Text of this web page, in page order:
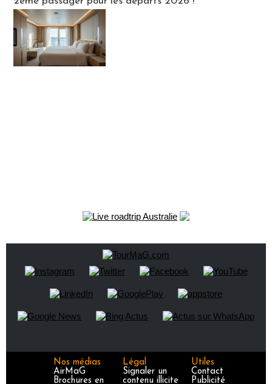
Nos médias
AirMaG
Brochures en
Légal
Signaler un
contenu illicite
Utiles
Contact
Publicité